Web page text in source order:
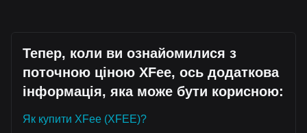
Тепер, коли ви ознайомилися з
поточною ціною XFee, ось додаткова
інформація, яка може бути корисною:
Як купити XFee (XFEE)?